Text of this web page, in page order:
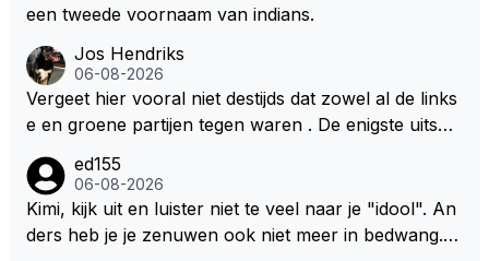
een tweede voornaam van indians.
Jos Hendriks
06-08-2026
Vergeet hier vooral niet destijds dat zowel al de links
e en groene partijen tegen waren . De enigste uitspr
over dan kunnen ze hun eigen uitlaat gassen inade
men maar niet wetende was dat de F1 motor schone
r is dan een normale auto. Dus denk echt niet dat de
ed155
06-08-2026
Kimi, kijk uit en luister niet te veel naar je "idool". An
ders heb je je zenuwen ook niet meer in bedwang. Zi